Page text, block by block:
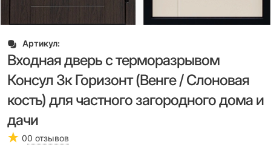
Артикул:
Входная дверь с терморазрывом
Консул 3к Горизонт (Венге / Слоновая
кость) для частного загородного дома и
дачи
00 отзывов